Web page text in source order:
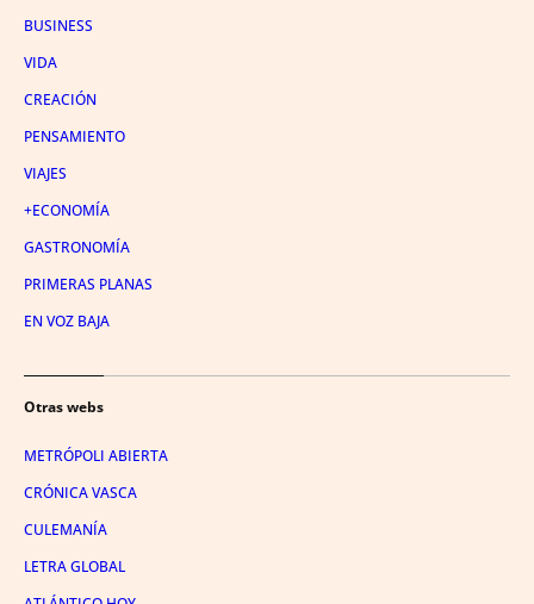
BUSINESS
VIDA
CREACIÓN
PENSAMIENTO
VIAJES
+ECONOMÍA
GASTRONOMÍA
PRIMERAS PLANAS
EN VOZ BAJA
Otras webs
METRÓPOLI ABIERTA
CRÓNICA VASCA
CULEMANÍA
LETRA GLOBAL